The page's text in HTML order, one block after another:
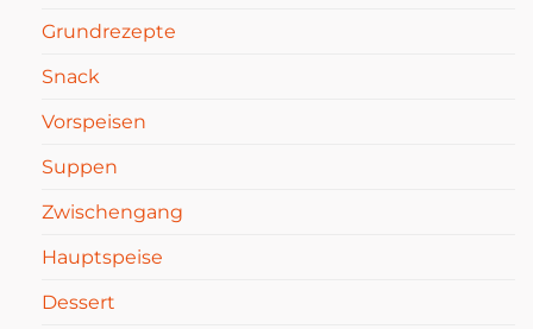
Grundrezepte
Snack
Vorspeisen
Suppen
Zwischengang
Hauptspeise
Dessert